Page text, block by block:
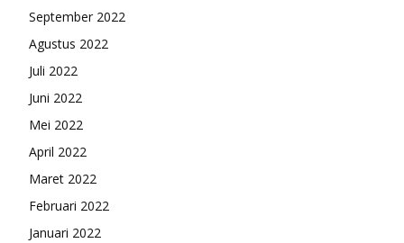
September 2022
Agustus 2022
Juli 2022
Juni 2022
Mei 2022
April 2022
Maret 2022
Februari 2022
Januari 2022